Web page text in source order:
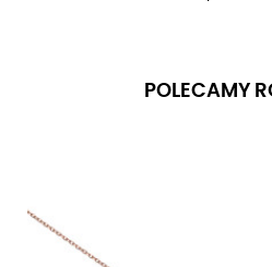
POLECAMY